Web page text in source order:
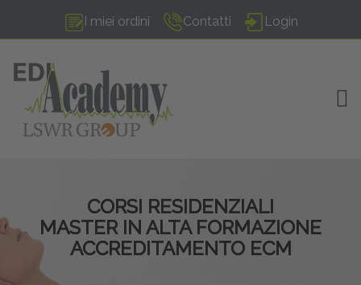
I miei ordini Contatti Login
CORSI RESIDENZIALI
MASTER IN ALTA FORMAZIONE
ACCREDITAMENTO ECM